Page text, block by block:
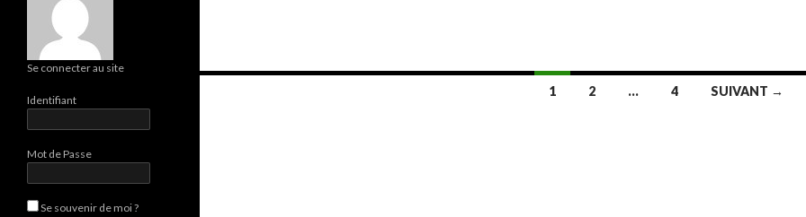
1 2 … 4 SUIVANT →
Se connecter au site
Identifiant
Mot de Passe
Se souvenir de moi ?